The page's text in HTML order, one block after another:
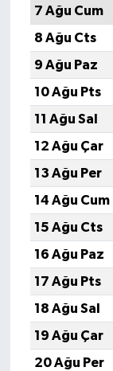
7 Ağu Cum
8 Ağu Cts
9 Ağu Paz
10 Ağu Pts
11 Ağu Sal
12 Ağu Çar
13 Ağu Per
14 Ağu Cum
15 Ağu Cts
16 Ağu Paz
17 Ağu Pts
18 Ağu Sal
19 Ağu Çar
20 Ağu Per